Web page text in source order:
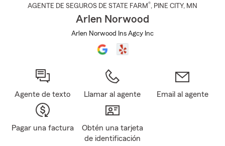
AGENTE DE SEGUROS DE STATE FARM®, PINE CITY, MN
Arlen Norwood
Arlen Norwood Ins Agcy Inc
Agente de texto Llamar al agente Email al agente
Pagar una factura
Obtén una tarjeta
de identificación